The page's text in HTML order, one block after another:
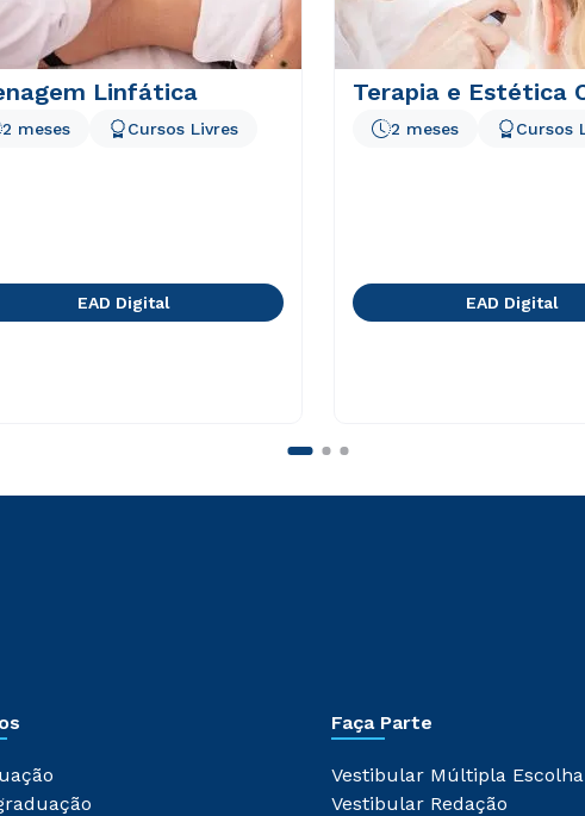
Linfática
2 meses Cursos Livres
EAD Digital
Terapia e Estética
2 meses Cursos
EAD Digital
Faça Parte
Vestibular Múltipla Escolha
Vestibular Redação